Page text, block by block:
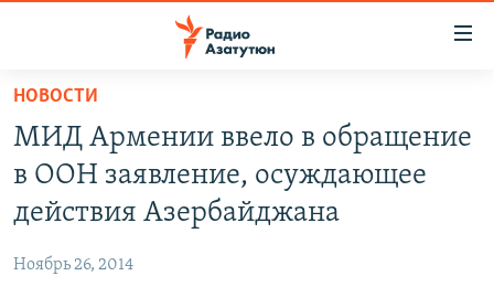
Перейти
основному
содержанию
Перейти
основной
навигации
НОВОСТИ
ПОЛИТИКА
ЭКОНОМИКА
НОВОСТИ
МИД Армении ввело в обращение
в ООН заявление, осуждающее
действия Азербайджана
Ноябрь 26, 2014